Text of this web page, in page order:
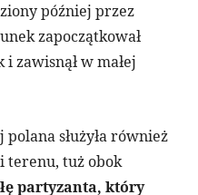
później przez
zapoczątkował
zawisnął w małej
służyła również
terenu, tuż obok
partyzanta, który